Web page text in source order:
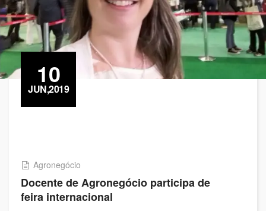
10
JUN,2019
Agronegócio
Docente de Agronegócio participa de
feira internacional